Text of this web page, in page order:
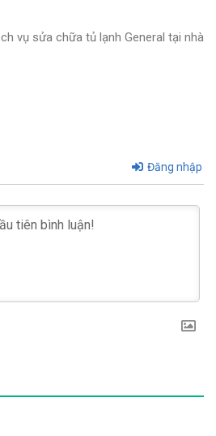
vụ sửa chữa tủ lạnh General tại nhà
Đăng nhập